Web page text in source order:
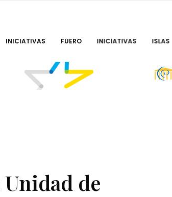
INICIATIVAS FUERO INICIATIVAS ISLAS
de